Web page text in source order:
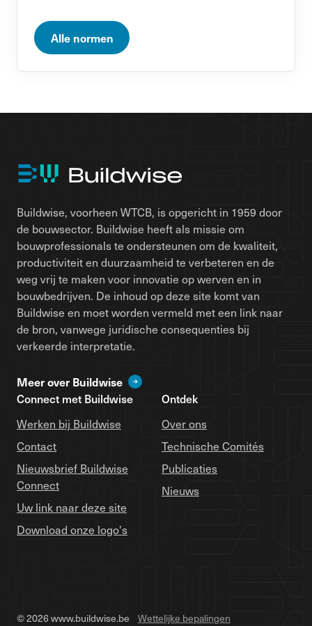
Alle normen
Buildwise, voorheen WTCB, is opgericht in 1959 door
de bouwsector. Buildwise heeft als missie om
bouwprofessionals te ondersteunen om de kwaliteit,
productiviteit en duurzaamheid te verbeteren en de
weg vrij te maken voor innovatie op werven en in
bouwbedrijven. De inhoud op deze site komt van
Buildwise en moet worden vermeld met een link naar
de bron, vanwege juridische consequenties bij
verkeerde interpretatie.
Meer over Buildwise
Connect met Buildwise
Werken bij Buildwise
Contact
Nieuwsbrief Buildwise
Connect
Uw link naar deze site
Download onze logo's
Ontdek
Over ons
Technische Comités
Publicaties
Nieuws
© 2026 www.buildwise.be Wettelijke bepalingen